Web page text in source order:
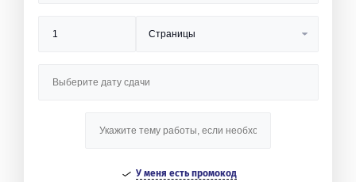
У меня есть промокод